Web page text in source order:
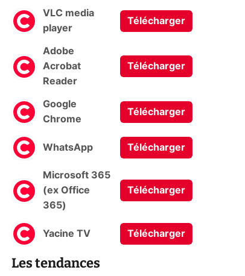
VLC media
player
Télécharger
Adobe
Acrobat
Reader
Télécharger
Google
Chrome
Télécharger
WhatsApp Télécharger
Microsoft 365
(ex Office
365)
Télécharger
Yacine TV Télécharger
Les tendances